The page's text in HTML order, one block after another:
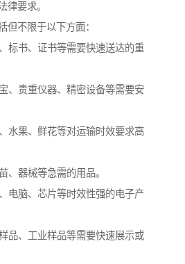
律要求。
但不限于以下方面：
标书、证书等需要快速送达的重
、贵重仪器、精密设备等需要安
水果、鲜花等对运输时效要求高
、器械等急需的用品。
电脑、芯片等时效性强的电子产
品、工业样品等需要快速展示或